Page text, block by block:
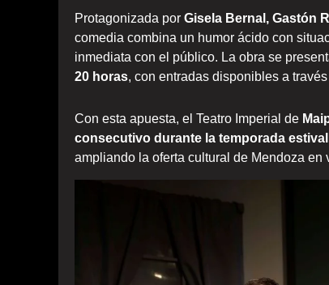
Protagonizada por Gisela Bernal, Gastón
comedia combina un humor ácido con
inmediata con el público. La obra se
20 horas, con entradas disponibles a
Con esta apuesta, el Teatro Imperial de
consecutivo durante la temporada
ampliando la oferta cultural de Mendoza en